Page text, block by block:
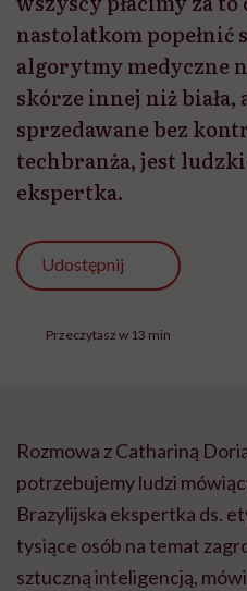
nastolatkom popełnić
algorytmy medyczne
skórze innej niż biała,
sprzedawane bez
techbranża, jest
ekspertka.
Udostępnij
Przeczytasz w 13 min
Rozmowa z Cathariną
potrzebujemy ludzi
Brazylijska ekspertka ds.
tysiące osób na temat
sztuczną inteligencją,